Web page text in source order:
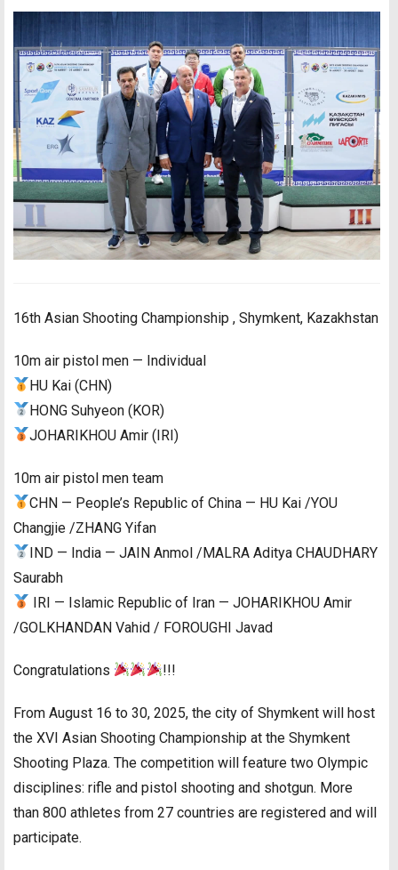
16th Asian Shooting Championship , Shymkent, Kazakhstan
10m air pistol men — Individual
HU Kai (CHN)
HONG Suhyeon (KOR)
JOHARIKHOU Amir (IRI)
10m air pistol men team
CHN — People’s Republic of China — HU Kai /YOU
Changjie /ZHANG Yifan
IND — India — JAIN Anmol /MALRA Aditya CHAUDHARY
Saurabh
IRI — Islamic Republic of Iran — JOHARIKHOU Amir
/GOLKHANDAN Vahid / FOROUGHI Javad
Congratulations !!!
From August 16 to 30, 2025, the city of Shymkent will host
the XVI Asian Shooting Championship at the Shymkent
Shooting Plaza. The competition will feature two Olympic
disciplines: rifle and pistol shooting and shotgun. More
than 800 athletes from 27 countries are registered and will
participate.